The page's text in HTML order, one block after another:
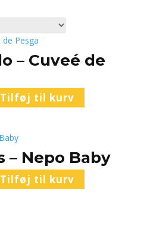
– Cuveé de
Tilføj til kurv
– Nepo Baby
Tilføj til kurv